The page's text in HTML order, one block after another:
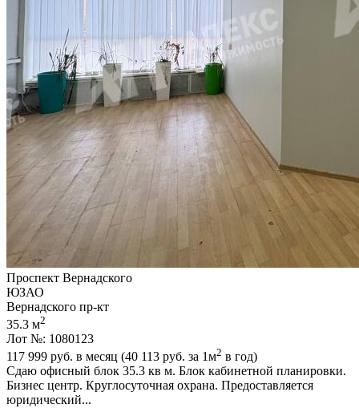
Проспект Вернадского
ЮЗАО
Вернадского пр-кт
35.3 м2
Лот №: 1080123
117 999 руб. в месяц (40 113 руб. за 1м2 в год)
Сдаю офисный блок 35.3 кв м. Блок кабинетной планировки.
Бизнес центр. Круглосуточная охрана. Предоставляется
юридический...